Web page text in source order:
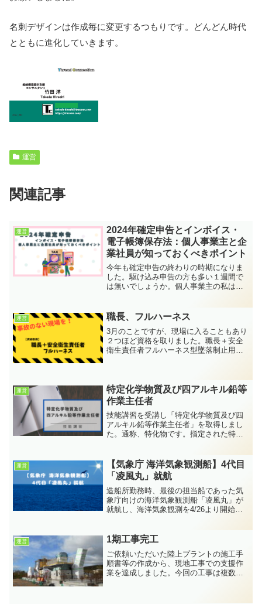
名刺デザインは作成毎に変更するつもりです。どんどん時代
とともに進化していきます。
運営
関連記事
運営
2024年確定申告とインボイス・
電子帳簿保存法：個人事業主と企
業社員が知っておくべきポイント
今年も確定申告の終わりの時期になりま
した。駆け込み申告の方も多い１週間で
は無いでしょうか。個人事業主の私は、
あり様々な税理士さんの動画を見ながら
作業することになりました...
運営 職長、フルハーネス
3月のことですが、現場に入ることもあり
２つほど資格を取りました。職長＋安全
衛生責任者フルハーネス型墜落制止用器
厳しく作業員へ接しなけ...
運営
特定化学物質及び四アルキル鉛等
作業主任者
技能講習を受講し「特定化学物質及び四
アルキル鉛等作業主任者」を取得しまし
た。通称、特化物です。指定された特定
れます。R4.4からは溶接ヒュームが特化
物対象となり、多くの...
運営
【気象庁 海洋気象観測船】4代目
「凌風丸」就航
造船所勤務時、最後の担当船であった気
象庁向けの海洋気象観測船「凌風丸」が
就航し、海洋気象観測を4/26より開始し
道が多く入ってきますが、船舶を用いた
様々な気象に関する調...
運営 1期工事完工
ご依頼いただいた陸上プラントの施工手
順書等の作成から、現地工事での支援作
業を達成しました。今回の工事は複数期